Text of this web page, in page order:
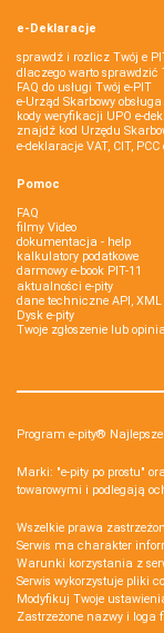
e-Deklaracje
sprawdź i rozlicz Twój e
dlaczego warto sprawdzić
FAQ do usługi Twój e-PIT
e-Urząd Skarbowy
kody weryfikacji UPO e-
znajdź kod Urzędu
e-deklaracje VAT, CIT,
Pomoc
FAQ
filmy Video
dokumentacja - help
kalkulatory podatkowe
darmowy e-book PIT-11
aktualności e-pity
dane techniczne API, XML
Dysk e-pity
Twoje zgłoszenie lub opinia
Program e-pity® Najlepsze
Marki: "e-pity po prostu"
towarowymi i podlegają
Wszelkie prawa
Serwis ma charakter
Warunki korzystania z
Serwis wykorzystuje pliki
Modyfikuj Twoje
Zastrzeżone nazwy i loga